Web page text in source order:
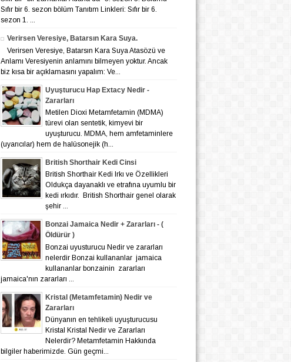
Sıfır bir 6. sezon bölüm Tanıtım Linkleri: Sıfır bir 6.
sezon 1. ...
Verirsen Veresiye, Batarsın Kara Suya.
Verirsen Veresiye, Batarsın Kara Suya Atasözü ve
Anlamı Veresiyenin anlamını bilmeyen yoktur. Ancak
biz kısa bir açıklamasını yapalım: Ve...
Uyuşturucu Hap Extacy Nedir -
Zararları
Metilen Dioxi Metamfetamin (MDMA)
türevi olan sentetik, kimyevi bir
uyuşturucu. MDMA, hem amfetaminlere
(uyarıcılar) hem de halüsonejik (h...
British Shorthair Kedi Cinsi
British Shorthair Kedi Irkı ve Özellikleri
Oldukça dayanaklı ve etrafına uyumlu bir
kedi ırkıdır. British Shorthair genel olarak
şehir ...
Bonzai Jamaica Nedir + Zararları - (
Öldürür )
Bonzai uyusturucu Nedir ve zararları
nelerdir Bonzai kullananlar jamaica
kullananlar bonzainin zararları
jamaica'nın zararları ...
Kristal (Metamfetamin) Nedir ve
Zararları
Dünyanın en tehlikeli uyuşturucusu
Kristal Kristal Nedir ve Zararları
Nelerdir? Metamfetamin Hakkında
bilgiler haberimizde. Gün geçmi...